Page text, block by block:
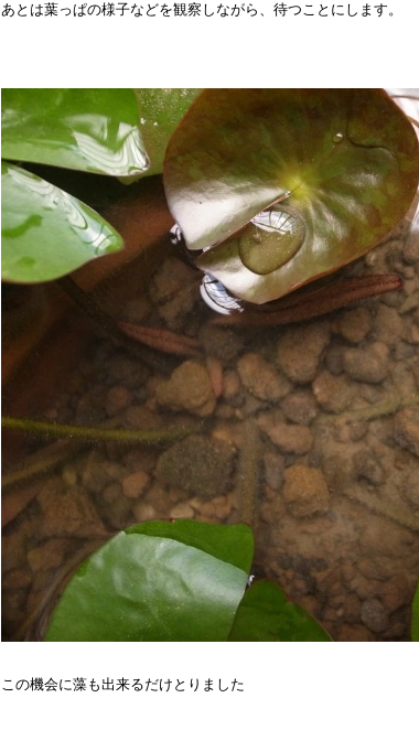
あとは葉っぱの様子などを観察しながら、待つことにします。
この機会に藻も出来るだけとりました